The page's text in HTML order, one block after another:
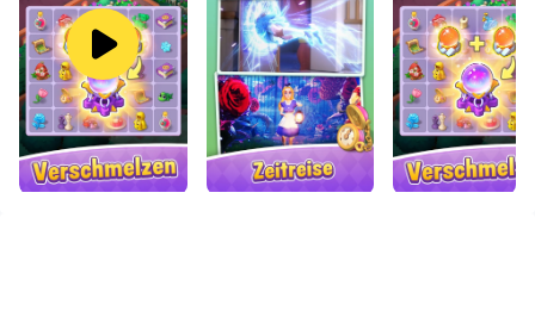
Die Funktion zum Übertragen von Dateien zwischen
dem Emulator und dem Computer erleichtert auch das
Teilen von Fotos, Videos und Dateien.
Laden Sie Alice's Dream ：Merge Spiele jetzt herunter
und führen Sie es auf Ihrem Computer aus und
genießen Sie den großen Bildschirm und die hohe